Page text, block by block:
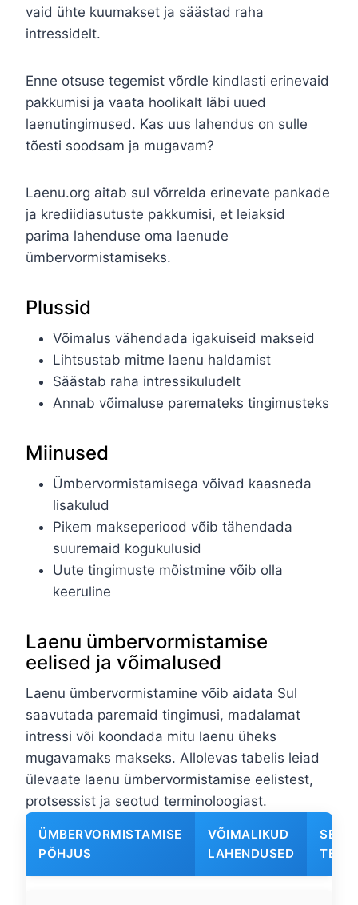
vaid ühte kuumakset ja säästad raha
intressidelt.
Enne otsuse tegemist võrdle kindlasti erinevaid
pakkumisi ja vaata hoolikalt läbi uued
laenutingimused. Kas uus lahendus on sulle
tõesti soodsam ja mugavam?
Laenu.org aitab sul võrrelda erinevate pankade
ja krediidiasutuste pakkumisi, et leiaksid
parima lahenduse oma laenude
ümbervormistamiseks.
Plussid
Võimalus vähendada igakuiseid makseid
Lihtsustab mitme laenu haldamist
Säästab raha intressikuludelt
Annab võimaluse paremateks tingimusteks
Miinused
Ümbervormistamisega võivad kaasneda
lisakulud
Pikem makseperiood võib tähendada
suuremaid kogukulusid
Uute tingimuste mõistmine võib olla
keeruline
Laenu ümbervormistamise
eelised ja võimalused
Laenu ümbervormistamine võib aidata Sul
saavutada paremaid tingimusi, madalamat
intressi või koondada mitu laenu üheks
mugavamaks makseks. Allolevas tabelis leiad
ülevaate laenu ümbervormistamise eelistest,
protsessist ja seotud terminoloogiast.
ÜMBERVORMISTAMISE
PÕHJUS
VÕIMALIKUD
LAHENDUSED